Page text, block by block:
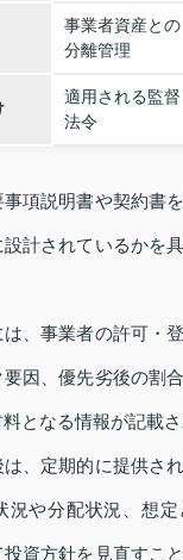
事業者資産との
分離管理
適用される監督
法令
項説明書や契約書
計されているかを
、事業者の許可・
因、優先劣後の割
となる情報が記載さ
は、定期的に提供さ
況や分配状況、想
資方針を見直すこ